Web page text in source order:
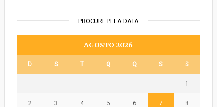
PROCURE PELA DATA
AGOSTO 2026
D S T Q Q S S
1
2 3 4 5 6 7 8